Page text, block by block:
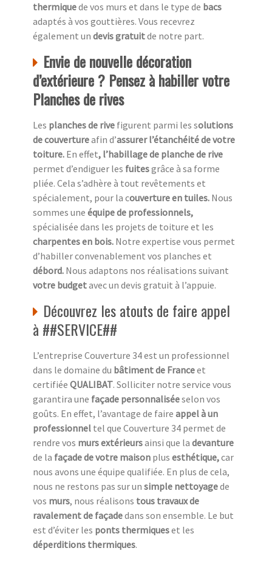
thermiquede vos murs et dans le type de bacs
adaptés à vos gouttières. Vous recevrez
également un devis gratuitde notre part.
Envie de nouvelle décoration
d’extérieure ? Pensez à habiller votre
Planches de rives
Les planches de rive figurent parmi les solutions
de couvertureafin d’assurer l’étanchéité de votre
toiture. En effet, l’habillage de planche de rive
permet d’endiguer les fuitesgrâce à sa forme
pliée. Cela s’adhère à tout revêtements et
spécialement, pour la couverture en tuiles. Nous
sommes une équipe de professionnels,
spécialisée dans les projets de toiture et les
charpentes en bois. Notre expertise vous permet
d’habiller convenablement vos planches et
débord. Nous adaptons nos réalisations suivant
votre budgetavec un devis gratuit à l’appuie.
Découvrez les atouts de faire appel
à ##SERVICE##
L’entreprise Couverture 34 est un professionnel
dans le domaine du bâtiment de Franceet
certifiée QUALIBAT. Solliciter notre service vous
garantira une façade personnaliséeselon vos
goûts. En effet, l’avantage de faire appel à un
professionnel tel que Couverture 34 permet de
rendre vos murs extérieursainsi que la devanture
de la façade de votre maison plus esthétique,car
nous avons une équipe qualifiée. En plus de cela,
nous ne restons pas sur un simple nettoyagede
vos murs, nous réalisons tous travaux de
ravalement de façadedans son ensemble. Le but
est d’éviter les ponts thermiqueset les
déperditions thermiques.